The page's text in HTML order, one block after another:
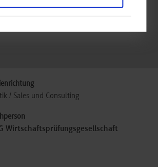
/ Sales und Consulting
Wirtschaftsprüfungsgesellschaft